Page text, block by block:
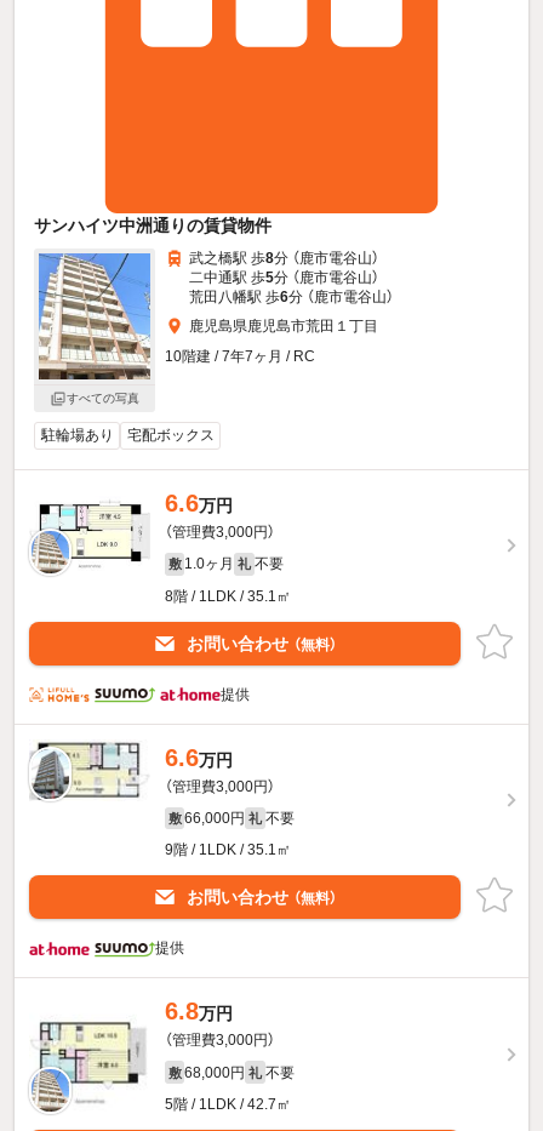
サンハイツ中洲通りの賃貸物件
すべての写真
武之橋駅 歩8分 （鹿市電谷山）
二中通駅 歩5分 （鹿市電谷山）
荒田八幡駅 歩6分 （鹿市電谷山）
鹿児島県鹿児島市荒田１丁目
10階建 / 7年7ヶ月 / RC
駐輪場あり 宅配ボックス
6.6万円
（管理費3,000円）
敷 1.0ヶ月 礼 不要
8階 / 1LDK / 35.1㎡
お問い合わせ （無料）
提供
6.6万円
（管理費3,000円）
敷 66,000円 礼 不要
9階 / 1LDK / 35.1㎡
お問い合わせ （無料）
提供
6.8万円
（管理費3,000円）
敷 68,000円 礼 不要
5階 / 1LDK / 42.7㎡